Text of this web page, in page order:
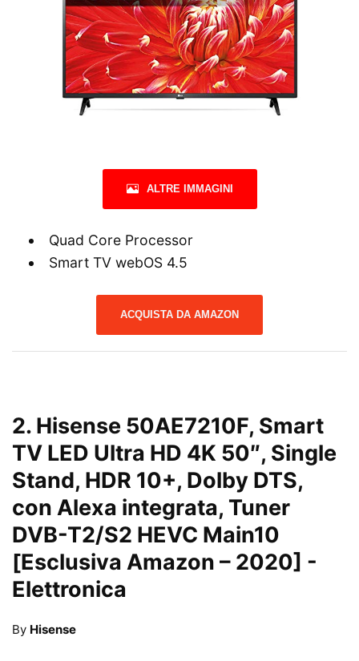
ALTRE IMMAGINI
Quad Core Processor
Smart TV webOS 4.5
ACQUISTA DA AMAZON
2. Hisense 50AE7210F, Smart
TV LED Ultra HD 4K 50″, Single
Stand, HDR 10+, Dolby DTS,
con Alexa integrata, Tuner
DVB-T2/S2 HEVC Main10
[Esclusiva Amazon – 2020] -
Elettronica
By Hisense